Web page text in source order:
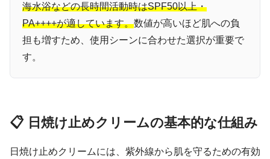
海水浴などの長時間活動時はSPF50以上・
PA++++が適しています。数値が高いほど肌への負
担も増すため、使用シーンに合わせた選択が重要で
す。
📋 日焼け止めクリームの基本的な仕組み
日焼け止めクリームには、紫外線から肌を守るための有効